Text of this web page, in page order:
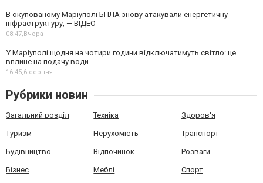
В окупованому Маріуполі БПЛА знову атакували енергетичну
інфраструктуру, — ВІДЕО
08:47,Вчора
У Маріуполі щодня на чотири години відключатимуть світло: це
вплине на подачу води
16:45,6 серпня
Рубрики новин
Загальний розділ Техніка Здоров'я
Туризм Нерухомість Транспорт
Будівництво Відпочинок Розваги
Бізнес Меблі Спорт